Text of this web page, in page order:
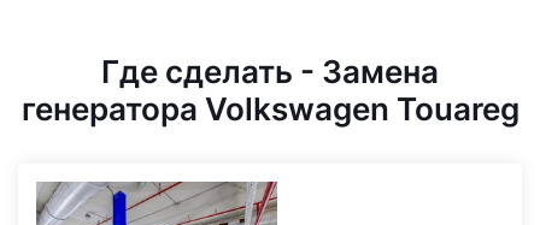
Где сделать - Замена
генератора Volkswagen Touareg